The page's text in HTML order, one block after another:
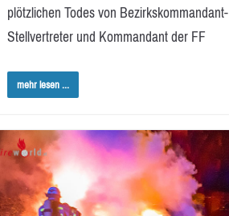
plötzlichen Todes von Bezirkskommandant-
Stellvertreter und Kommandant der FF
mehr lesen ...